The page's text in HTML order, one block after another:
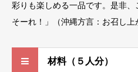
彩りも楽しめる一品です。是非
そーれ！」（沖縄方言：お召し上
材料（５人分）